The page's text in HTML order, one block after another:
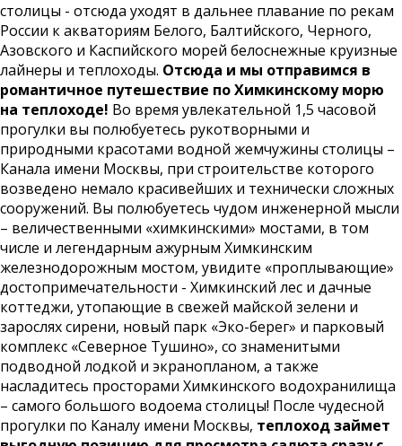
столицы - отсюда уходят в дальнее плавание по рекам
России к акваториям Белого, Балтийского, Черного,
Азовского и Каспийского морей белоснежные круизные
лайнеры и теплоходы. Отсюда и мы отправимся в
романтичное путешествие по Химкинскому морю
на теплоходе! Во время увлекательной 1,5 часовой
прогулки вы полюбуетесь рукотворными и
природными красотами водной жемчужины столицы –
Канала имени Москвы, при строительстве которого
возведено немало красивейших и технически сложных
сооружений. Вы полюбуетесь чудом инженерной мысли
– величественными «химкинскими» мостами, в том
числе и легендарным ажурным Химкинским
железнодорожным мостом, увидите «проплывающие»
достопримечательности - Химкинский лес и дачные
коттеджи, утопающие в свежей майской зелени и
зарослях сирени, новый парк «Эко-берег» и парковый
комплекс «Северное Тушино», со знаменитыми
подводной лодкой и экранопланом, а также
насладитесь просторами Химкинского водохранилища
– самого большого водоема столицы! После чудесной
прогулки по Каналу имени Москвы, теплоход займет